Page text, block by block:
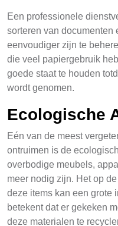
Een professionele
sorteren van documenten
eenvoudiger zijn te
die veel papiergebruik
goede staat te houden
wordt genomen.
Ecologische
Eén van de meest
ontruimen is de
overbodige meubels,
meer nodig zijn. Het op
deze items kan een grote
betekent dat er gekeken
deze materialen te